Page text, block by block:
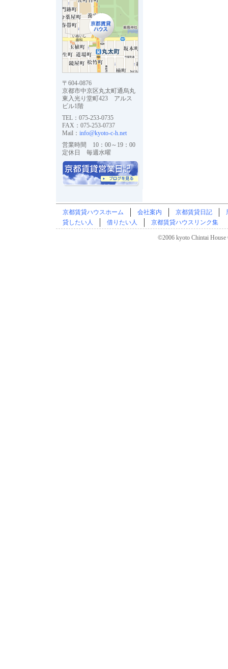
〒604-0876
京都市中京区丸太町通烏丸
東入光り堂町423 アルス
ビル1階
TEL：075-253-0735
FAX：075-253-0737
Mail： info@kyoto-c-h.net
営業時間 10：00～19：00
定休日 毎週水曜
京都賃貸ハウスホーム 会社案内 京都賃貸日記
貸したい人
借りたい人 京都賃貸ハウスリンク集
©2006 kyoto Chintai House